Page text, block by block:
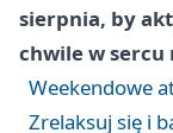
sierpnia, by
chwile w sercu
Weekendowe
Zrelaksuj się i